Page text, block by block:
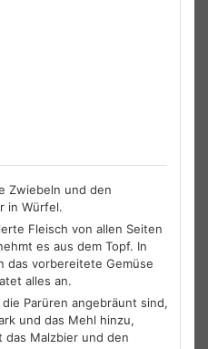
Zwiebeln und den
in Würfel.
Fleisch von allen Seiten
es aus dem Topf. In
das vorbereitete Gemüse
alles an.
Parüren angebräunt sind,
und das Mehl hinzu,
Malzbier und den